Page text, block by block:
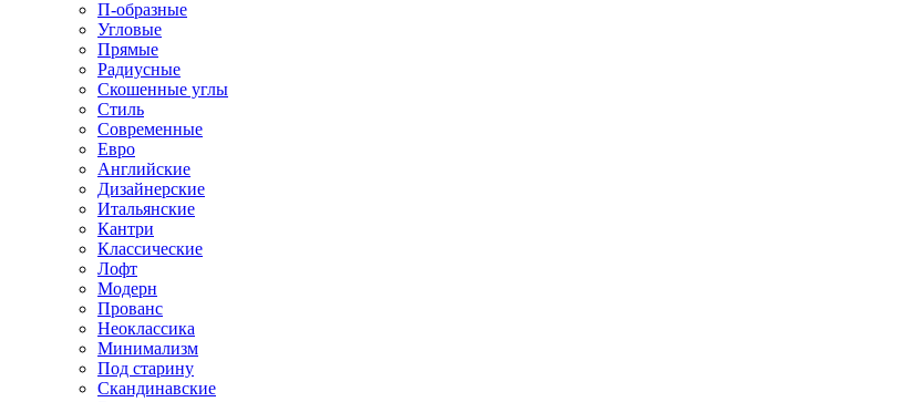
П-образные
Угловые
Прямые
Радиусные
Скошенные углы
Стиль
Современные
Евро
Английские
Дизайнерские
Итальянские
Кантри
Классические
Лофт
Модерн
Прованс
Неоклассика
Минимализм
Под старину
Скандинавские